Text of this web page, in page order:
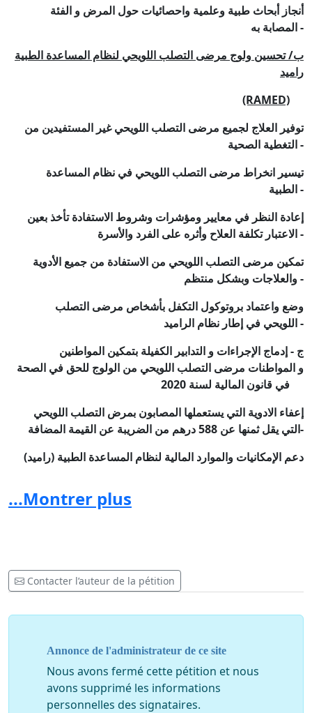
المصابة به -
ب/ تحسين ولوج مرضى التصلب اللويحي لنظام المساعدة الطبية
راميد
(RAMED)
توفير العلاج لجميع مرضى التصلب اللويحي غير المستفيدين من
التغطية الصحية -
تيسير انخراط مرضى التصلب اللويحي في نظام المساعدة
الطبية -
إعادة النظر في معايير ومؤشرات وشروط الاستفادة تأخذ بعين
الاعتبار تكلفة العلاح وأثره على الفرد والأسرة -
تمكين مرضى التصلب اللويحي من الاستفادة من جميع الأدوية
والعلاجات وبشكل منتظم -
اللويحي في إطار نظام الراميد -
ج - إدماج الإجراءات و التدابير الكفيلة بتمكين المواطنين
و المواطنات مرضى التصلب اللويحي من الولوج للحق في الصحة
في قانون المالية لسنة 20 20
إعفاء الادوية التي يستعملها المصابون بمرض التصلب اللويحي
التي يقل ثمنها عن 588 درهم من الضريبة عن القيمة المضافة-
دعم الإمكانيات والموارد المالية لنظام المساعدة الطبية (راميد)
...Montrer plus
Contacter l’auteur de la pétition
Annonce de l'administrateur de ce site
Nous avons fermé cette pétition et nous
avons supprimé les informations
personnelles des signataires.